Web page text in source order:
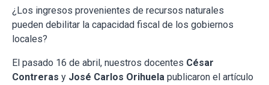
¿Los ingresos provenientes de recursos naturales
pueden debilitar la capacidad fiscal de los gobiernos
locales?
El pasado 16 de abril, nuestros docentes César
Contreras y José Carlos Orihuela publicaron el artículo